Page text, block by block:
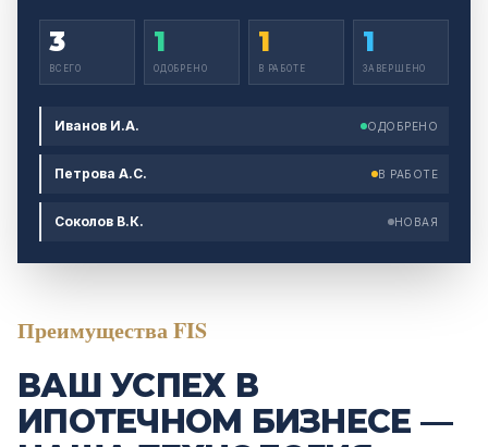
Преимущества FIS
ВАШ УСПЕХ В
ИПОТЕЧНОМ БИЗНЕСЕ —
3
ВСЕГО
1
ОДОБРЕНО
1
В РАБОТЕ
1
ЗАВЕРШЕНО
Иванов И.А. ОДОБРЕНО
Петрова А.С. В РАБОТЕ
Соколов В.К. НОВАЯ